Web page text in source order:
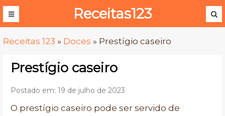
Receitas123
Receitas 123 » Doces » Prestígio caseiro
Prestígio caseiro
Postado em: 19 de julho de 2023
O prestígio caseiro pode ser servido de